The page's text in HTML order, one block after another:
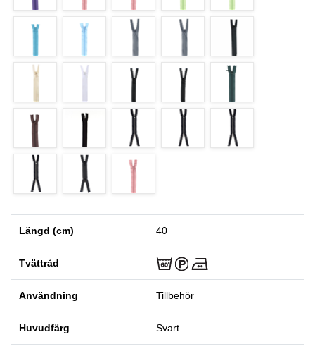
Längd (cm) 40
Tvättråd
Användning Tillbehör
Huvudfärg Svart